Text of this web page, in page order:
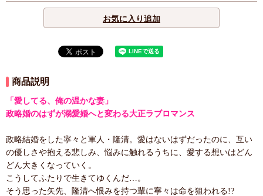
お気に入り追加
商品説明
「愛してる、俺の温かな妻」
政略婚のはずが溺愛婚へと変わる大正ラブロマンス
政略結婚をした寧々と軍人・隆清。愛はないはずだったのに、互い
の優しさや抱える悲しみ、悩みに触れるうちに、愛する想いはどん
どん大きくなっていく。
こうしてふたりで生きてゆくんだ…。
そう思った矢先、隆清へ恨みを持つ輩に寧々は命を狙われる!?